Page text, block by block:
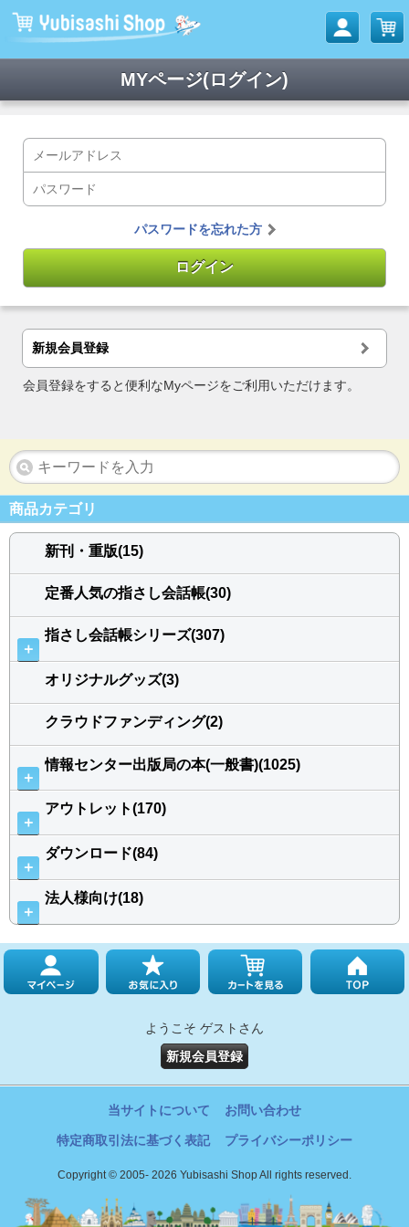
MYページ(ログイン)
パスワードを忘れた方
新規会員登録
会員登録をすると便利なMyページをご利用いただけます。
商品カテゴリ
新刊・重版(15)
定番人気の指さし会話帳(30)
＋
指さし会話帳シリーズ(307)
オリジナルグッズ(3)
クラウドファンディング(2)
＋
情報センター出版局の本(一般書)(1025)
＋
アウトレット(170)
＋
ダウンロード(84)
＋
法人様向け(18)
ようこそ ゲストさん
新規会員登録
当サイトについて お問い合わせ
特定商取引法に基づく表記 プライバシーポリシー
Copyright © 2005- 2026 Yubisashi Shop All rights reserved.